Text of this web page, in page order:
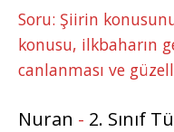
Soru: Şiirin
konusu, ilkbaharın
canlanması ve
Nuran - 2. Sınıf